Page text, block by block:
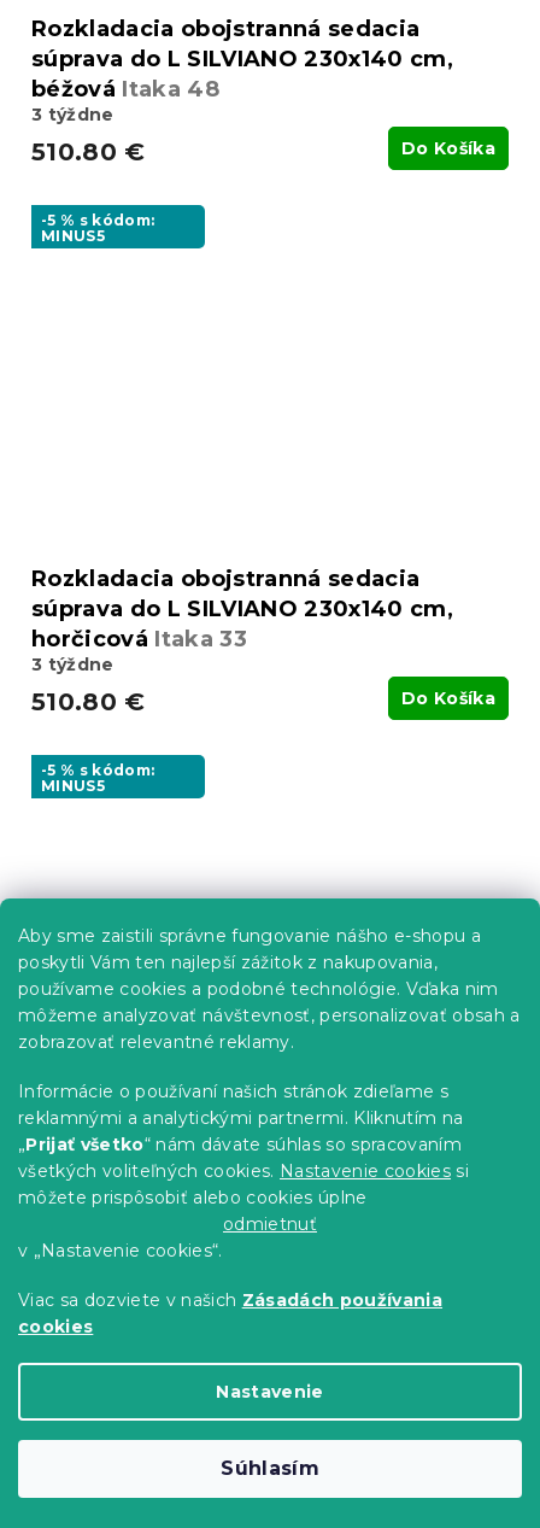
Aby sme zaistili správne fungovanie nášho e-shopu a
poskytli Vám ten najlepší zážitok z nakupovania,
používame cookies a podobné technológie. Vďaka nim
môžeme analyzovať návštevnosť, personalizovať obsah a
zobrazovať relevantné reklamy.
Informácie o používaní našich stránok zdieľame s
reklamnými a analytickými partnermi. Kliknutím na
„Prijať všetko“ nám dávate súhlas so spracovaním
všetkých voliteľných cookies. Nastavenie cookies si
môžete prispôsobiť alebo cookies úplne
odmietnuť
v „Nastavenie cookies“.
Viac sa dozviete v našich Zásadách používania
cookies
Nastavenie
Súhlasím
Rozkladacia obojstranná sedacia
súprava do L SILVIANO 230x140 cm,
béžová Itaka 48
3 týždne
510.80 € Do Košíka
-5 % s kódom:
MINUS5
Rozkladacia obojstranná sedacia
súprava do L SILVIANO 230x140 cm,
horčicová Itaka 33
3 týždne
510.80 € Do Košíka
-5 % s kódom:
MINUS5
Rozkladacia obojstranná sedacia
súprava do L SILVIANO 230x140 cm,
krémováCosmic 10
Skladom (1 ks)
510.80 €
-5 % s kódom:
MINUS5